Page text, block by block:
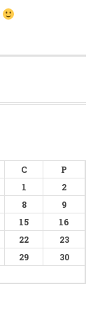
C
P
1
2
8
9
15
16
22
23
29
30